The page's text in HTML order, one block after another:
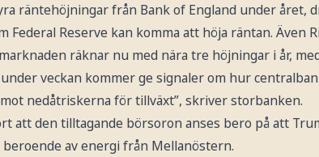
räntehöjningar från Bank of England under året,
Federal Reserve kan komma att höja räntan. Även
räknar nu med nära tre höjningar i år,
veckan kommer ge signaler om hur
nedåtriskerna för tillväxt”, skriver storbanken.
att den tilltagande börsoron anses bero på att
av energi från Mellanöstern.